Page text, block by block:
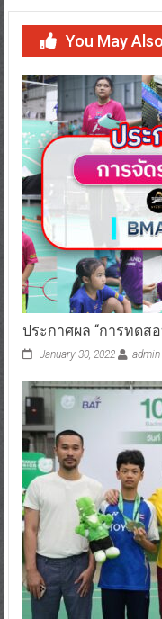
You May
ประกาศผล “การทดส
January 30, 2022 admin